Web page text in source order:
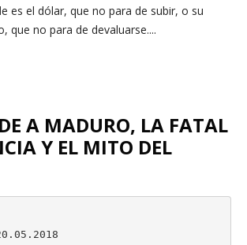
es el dólar, que no para de subir, o su
que no para de devaluarse....
A MADURO, LA FATAL
Y EL MITO DEL